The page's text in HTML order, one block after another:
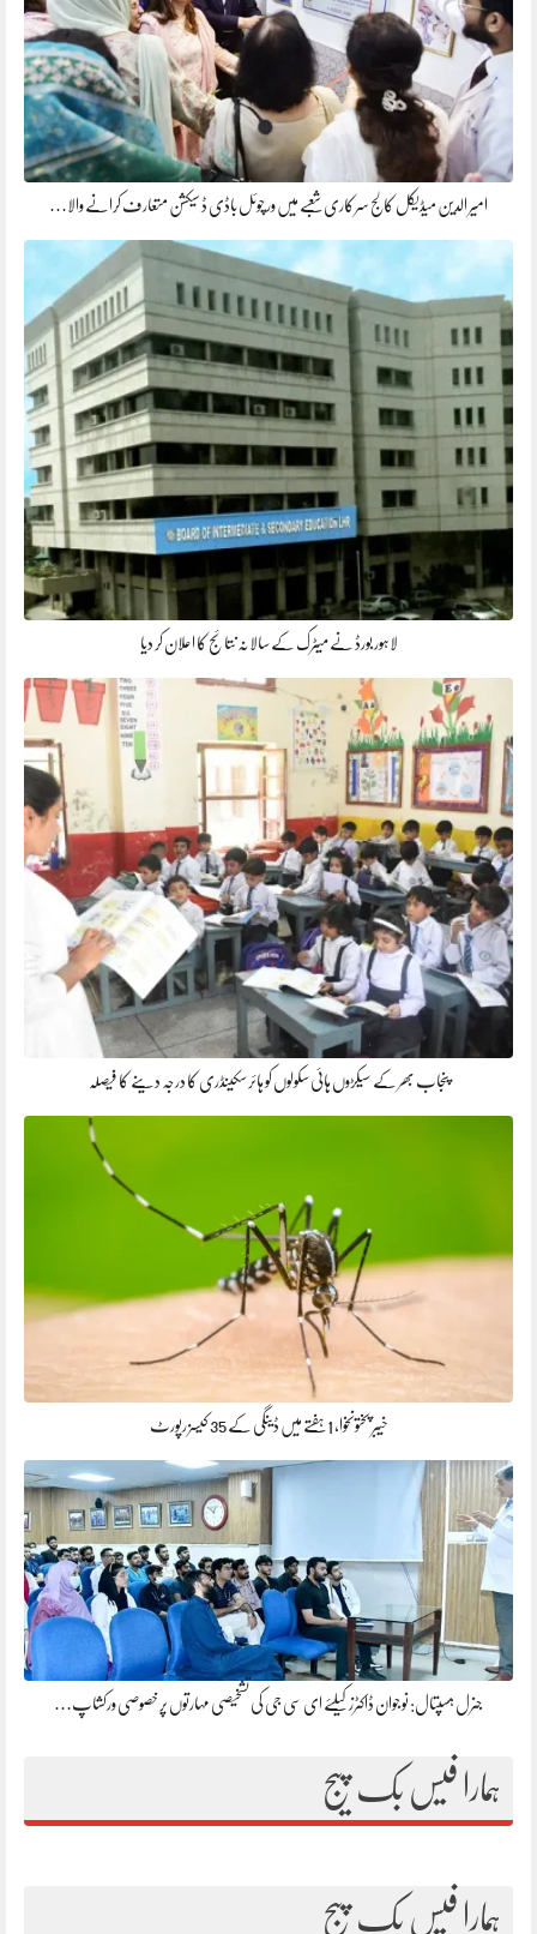
​امیر الدین میڈیکل کالج سرکاری شعبے میں ورچوئل باڈی ڈ سیکشن متعارف کرانے والا…
لاہور بورڈ نے میٹرک کے سالانہ نتائج کا اعلان کر دیا
پنجاب بھر کے سیکڑوں ہائی سکولوں کو ہائر سکینڈری کا درجہ دینے کا فیصلہ
خیبر پختونخوا، 1ہفتے میں ڈینگی کے 35 کیسز رپورٹ
جنرل ہسپتال: نوجوان ڈاکٹرز کیلئے ای سی جی کی تشخیصی مہارتوں پر خصوصی ورکشاپ…
ہمارا فیس بک پیج
ہمارا فیس بک پیج